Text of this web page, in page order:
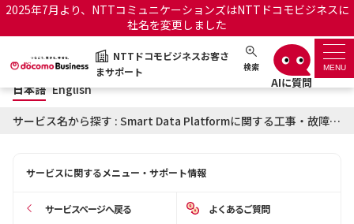
2025年7月より、NTTコミュニケーションズはNTTドコモビジネスに
社名を変更しました
NTTドコモビジネスお客さ
まサポート
検索 MENU
NTTドコモビジネスお客さまサポート 日本語 English
サポートトップ
日本語 English
サービス名から探す : Smart Data Platformに関する工事・故障情報
サービスに関するメニュー・サポート情報
サービスページへ戻る よくあるご質問